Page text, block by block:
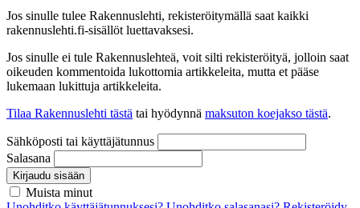
Jos sinulle tulee Rakennuslehti, rekisteröitymällä saat kaikki
rakennuslehti.fi-sisällöt luettavaksesi.
Jos sinulle ei tule Rakennuslehteä, voit silti rekisteröityä, jolloin saat
oikeuden kommentoida lukottomia artikkeleita, mutta et pääse
lukemaan lukittuja artikkeleita.
Tilaa Rakennuslehti tästä tai hyödynnä maksuton koejakso tästä.
Sähköposti tai käyttäjätunnus
Salasana
Kirjaudu sisään
Muista minut